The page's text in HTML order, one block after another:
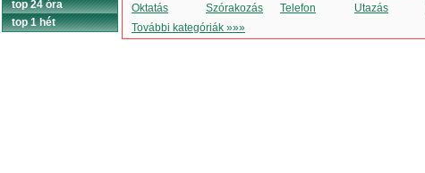
Oktatás
Szórakozás Telefon Utazás
További kategóriák »»»
top 24 óra
top 1 hét